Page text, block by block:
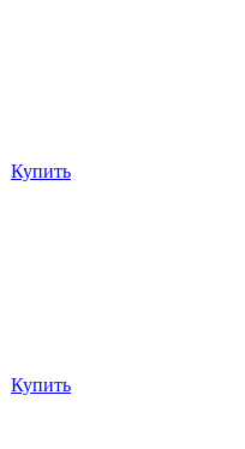
Купить
Купить